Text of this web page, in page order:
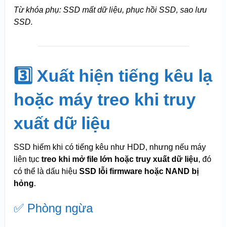
Từ khóa phụ: SSD mất dữ liệu, phục hồi SSD, sao lưu
SSD.
3️⃣ Xuất hiện tiếng kêu lạ
hoặc máy treo khi truy
xuất dữ liệu
SSD hiếm khi có tiếng kêu như HDD, nhưng nếu máy
liên tục treo khi mở file lớn hoặc truy xuất dữ liệu, đó
có thể là dấu hiệu SSD lỗi firmware hoặc NAND bị
hỏng.
✅ Phòng ngừa